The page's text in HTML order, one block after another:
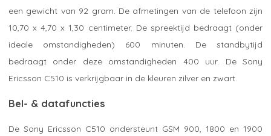
een gewicht van 92 gram. De afmetingen van de telefoon zijn
10,70 x 4,70 x 1,30 centimeter. De spreektijd bedraagt (onder
ideale omstandigheden) 600 minuten. De standbytijd
bedraagt onder deze omstandigheden 400 uur. De Sony
Ericsson C510 is verkrijgbaar in de kleuren zilver en zwart.
Bel- & datafuncties
De Sony Ericsson C510 ondersteunt GSM 900, 1800 en 1900